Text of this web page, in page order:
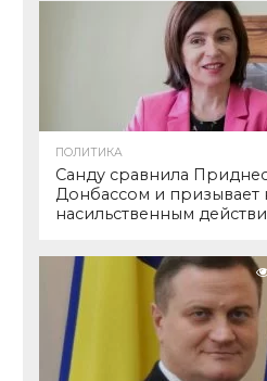
ПОЛИТИКА
Санду сравнила
Донбассом и призывает
насильственным